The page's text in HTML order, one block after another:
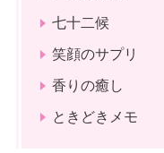
七十二候
笑顔のサプリ
香りの癒し
ときどきメモ